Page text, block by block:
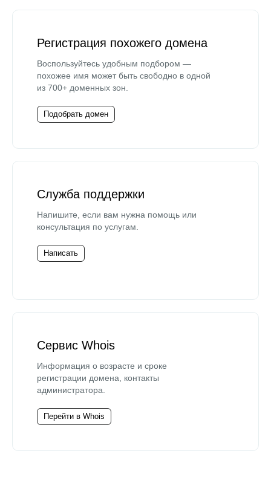
Регистрация похожего домена
Воспользуйтесь удобным подбором —
похожее имя может быть свободно в одной
из 700+ доменных зон.
Подобрать домен
Служба поддержки
Напишите, если вам нужна помощь или
консультация по услугам.
Написать
Сервис Whois
Информация о возрасте и сроке
регистрации домена, контакты
администратора.
Перейти в Whois